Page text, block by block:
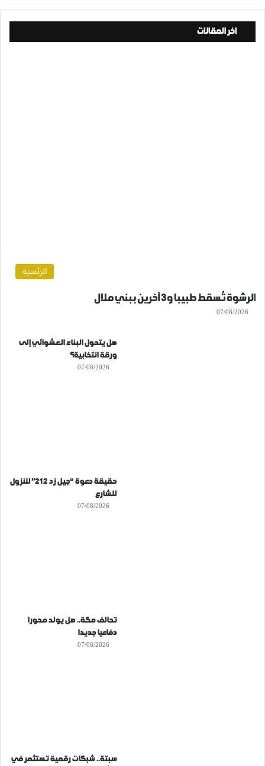
اخر المقالات
الرئسية
الرشوة تُسقط طبيبا و3 آخرين ببني ملال
07/08/2026
هل يتحول البناء العشوائي إلى
ورقة انتخابية؟
07/08/2026
حقيقة دعوة “جيل زد 212” للنزول
للشارع
07/08/2026
تحالف مكة.. هل يولد محورا
دفاعيا جديدا
07/08/2026
سبتة.. شبكات رقمية تستثمر في